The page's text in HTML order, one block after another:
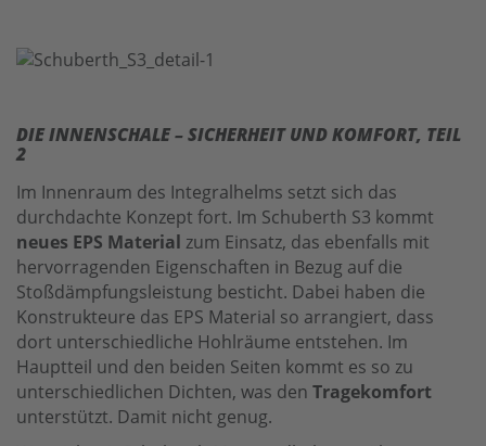
DIE INNENSCHALE – SICHERHEIT UND KOMFORT, TEIL
2
Im Innenraum des Integralhelms setzt sich das
durchdachte Konzept fort. Im Schuberth S3 kommt
neues EPS Material zum Einsatz, das ebenfalls mit
hervorragenden Eigenschaften in Bezug auf die
Stoßdämpfungsleistung besticht. Dabei haben die
Konstrukteure das EPS Material so arrangiert, dass
dort unterschiedliche Hohlräume entstehen. Im
Hauptteil und den beiden Seiten kommt es so zu
unterschiedlichen Dichten, was den Tragekomfort
unterstützt. Damit nicht genug.